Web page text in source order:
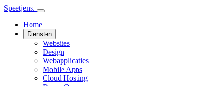
Speetjens.
Home
Diensten
Websites
Design
Webapplicaties
Mobile Apps
Cloud Hosting